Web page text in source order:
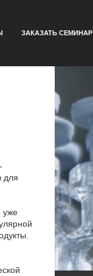
ЗАКАЗАТЬ СЕМИНАР
для
уже